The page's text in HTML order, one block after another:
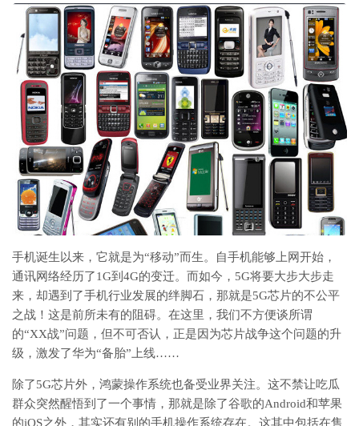
手机诞生以来，它就是为“移动”而生。自手机能够上网开始，
通讯网络经历了1G到4G的变迁。而如今，5G将要大步大步走
来，却遇到了手机行业发展的绊脚石，那就是5G芯片的不公平
之战！这是前所未有的阻碍。在这里，我们不方便谈所谓
的“XX战”问题，但不可否认，正是因为芯片战争这个问题的升
级，激发了华为“备胎”上线……
除了5G芯片外，鸿蒙操作系统也备受业界关注。这不禁让吃瓜
群众突然醒悟到了一个事情，那就是除了谷歌的Android和苹果
的iOS之外，其实还有别的手机操作系统存在。这其中包括在售